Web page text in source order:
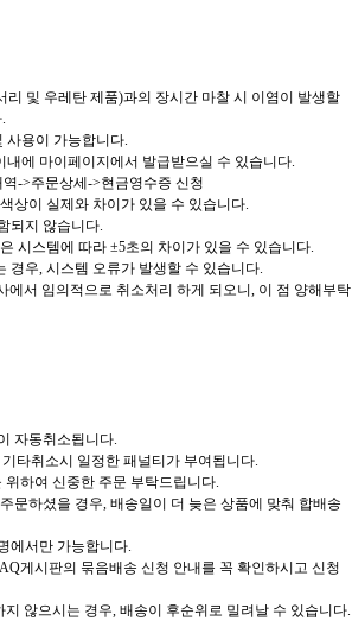
리 및 우레탄 제품)과의 장시간 마찰 시 이염이 발생할
사용이 가능합니다.
내에 마이페이지에서 발급받으실 수 있습니다.
->주문상세->현금영수증 신청
상이 실제와 차이가 있을 수 있습니다.
되지 않습니다.
시스템에 따라 ±5초의 차이가 있을 수 있습니다.
경우, 시스템 오류가 발생할 수 있습니다.
에서 임의적으로 취소처리 하게 되오니, 이 점 양해부탁
자동취소됩니다.
기타취소시 일정한 패널티가 부여됩니다.
하여 신중한 주문 부탁드립니다.
문하셨을 경우, 배송일이 더 늦은 상품에 맞춰 합배송
에서만 가능합니다.
게시판의 묶음배송 신청 안내를 꼭 확인하시고 신청
않으시는 경우, 배송이 후순위로 밀려날 수 있습니다.